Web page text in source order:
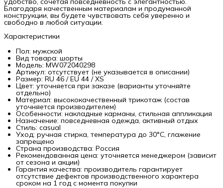
Благодаря качественным материалам и продуманной
конструкции, вы будете чувствовать себя уверенно и
свободно в любой ситуации.
Характеристики
Пол: мужской
Вид товара: шорты
Модель: MW072040298
Артикул: отсутствует (не указывается в описании)
Размер: RU 46 / EU 44 / XS
Цвет: уточняется при заказе (варианты уточняйте
отдельно)
Материал: высококачественный трикотаж (состав
уточняется производителем)
Особенности: накладные карманы, стильная аппликация
Назначение: повседневная одежда, активный отдых
Стиль: casual
Уход: ручная стирка, температура до 30°C, глажение
запрещено
Страна производства: Россия
Рекомендованная цена: уточняется менеджером (зависит
от сезона и акции)
Гарантия качества: производитель гарантирует
отсутствие дефектов производственного характера
сроком на 1 год с момента покупки